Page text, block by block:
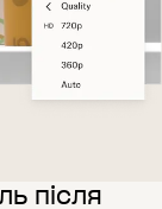
після